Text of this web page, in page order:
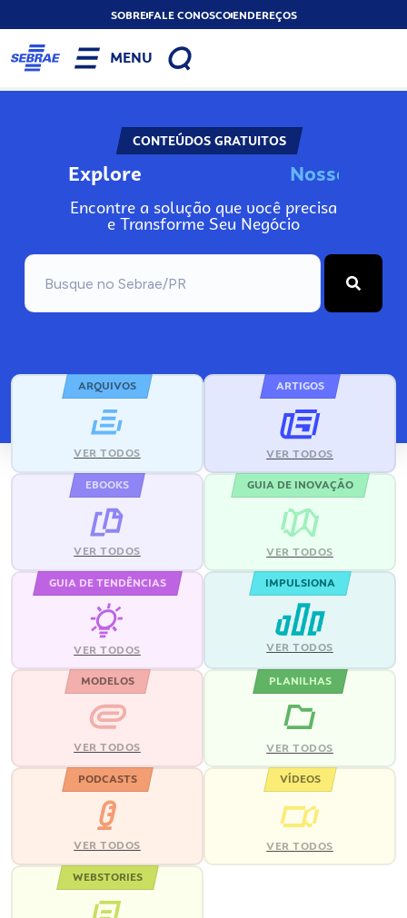
SOBREFALE CONOSCOENDEREÇOS
MENU
CONTEÚDOS GRATUITOS
Explore No
Encontre a solução que você precisa
e Transforme Seu Negócio
ARQUIVOS
VER TODOS
ARTIGOS
VER TODOS
EBOOKS
VER TODOS
GUIA DE INOVAÇÃO
VER TODOS
GUIA DE TENDÊNCIAS
VER TODOS
IMPULSIONA
VER TODOS
MODELOS
VER TODOS
PLANILHAS
VER TODOS
PODCASTS
VER TODOS
VÍDEOS
VER TODOS
WEBSTORIES